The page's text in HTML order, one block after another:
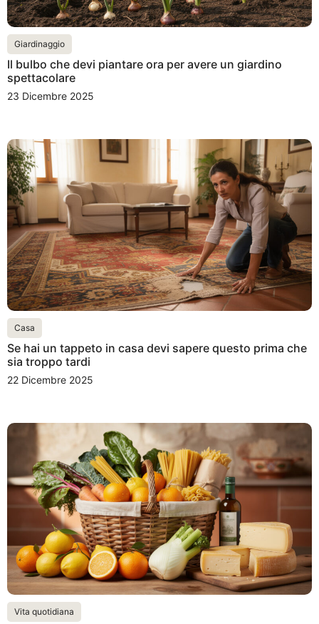
Giardinaggio
Il bulbo che devi piantare ora per avere un giardino
spettacolare
23 Dicembre 2025
Casa
Se hai un tappeto in casa devi sapere questo prima che
sia troppo tardi
22 Dicembre 2025
Vita quotidiana